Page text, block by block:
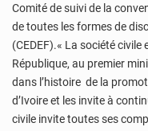
Comité de suivi de la
de toutes les formes de
(CEDEF).« La société
République, au premier
dans l’histoire de la
d’Ivoire et les invite à
civile invite toutes ses